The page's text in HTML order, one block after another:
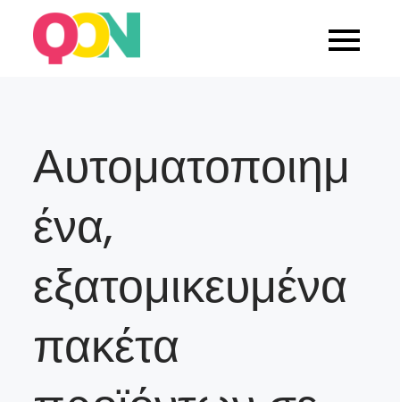
content
Blog Quarticon
Αυτοματοποιημ
ένα,
εξατομικευμένα
πακέτα